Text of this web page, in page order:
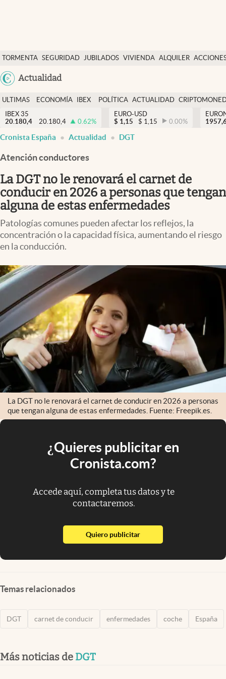
TORMENTA SEGURIDAD JUBILADOS VIVIENDA ALQUILER
USA
Actualidad
Economía y finanzas
Política
Actualidad
Criptomonedas
España
ULTIMAS
NOTICIAS
ECONOMÍA
FINANZAS
IBEX
EURO
POLÍTICA ACTUALIDAD
IBEX 35
20.180,4
20.180,4 0.62%
EURO-USD
$ 1,15 $ 1,15 0.00%
Cronista España Actualidad DGT
Atención conductores
La DGT no le renovará el carnet de
conducir en 2026 a personas que tengan
alguna de estas enfermedades
Patologías comunes pueden afectar los reflejos, la
concentración o la capacidad física, aumentando el riesgo
en la conducción.
La DGT no le renovará el carnet de conducir en 2026 a personas
que tengan alguna de estas enfermedades. Fuente: Freepik.es.
¿Quieres publicitar en
Cronista.com?
Accede aquí, completa tus datos y te
contactaremos.
Quiero publicitarabre en nueva pestaña
Temas relacionados
DGT carnet de conducir enfermedades coche España
Más noticias de DGT